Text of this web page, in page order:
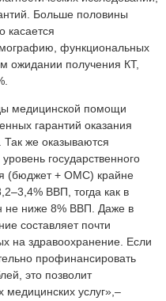
Больше половины
касается
функциональных
ожидании получения КТ,
медицинской помощи
гарантий оказания
же оказываются
государственного
(бюджет + ОМС) крайне
ВВП, тогда как в
не ниже 8% ВВП. Даже в
составляет почти
на здравоохранение. Если
профинансировать
это позволит
медицинских услуг»,–